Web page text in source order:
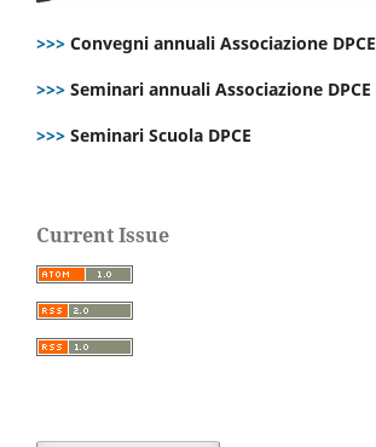
>>> Convegni annuali Associazione DPCE
>>> Seminari annuali Associazione DPCE
>>> Seminari Scuola DPCE
Current Issue